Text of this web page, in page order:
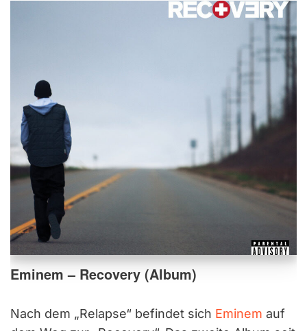
Eminem – Recovery (Album)
Nach dem „Relapse“ befindet sich Eminem auf